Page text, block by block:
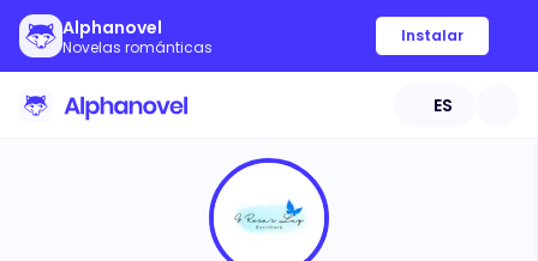
Alphanovel
Novelas románticas
Instalar
ES